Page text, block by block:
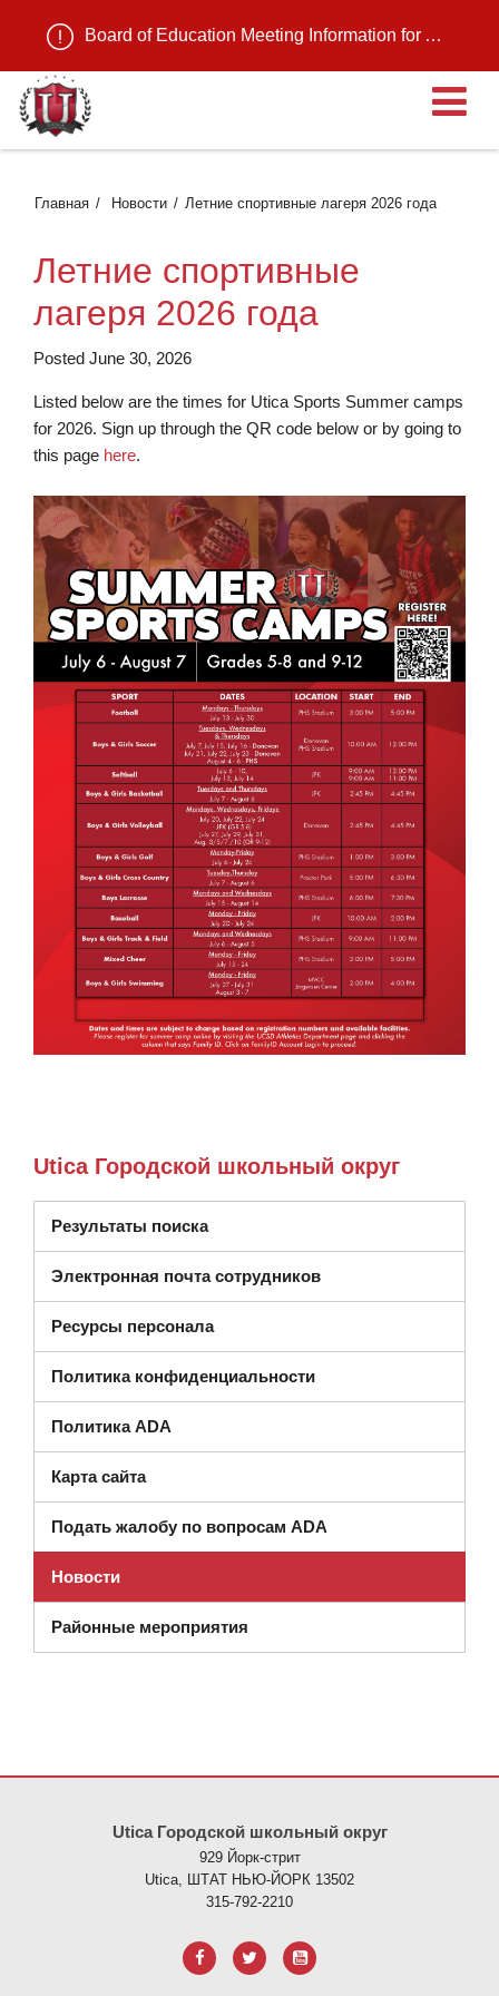
Board of Education Meeting Information for August 11, 2026
Главная Новости Летние спортивные лагеря 2026 года
Летние спортивные
лагеря 2026 года
Posted June 30, 2026
Listed below are the times for Utica Sports Summer camps
for 2026. Sign up through the QR code below or by going to
this page here.
Utica Городской школьный округ
Результаты поиска
Электронная почта сотрудников
Ресурсы персонала
Политика конфиденциальности
Политика ADA
Карта сайта
Подать жалобу по вопросам ADA
Новости
Районные мероприятия
Utica Городской школьный округ
929 Йорк-стрит
Utica, ШТАТ НЬЮ-ЙОРК 13502
315-792-2210